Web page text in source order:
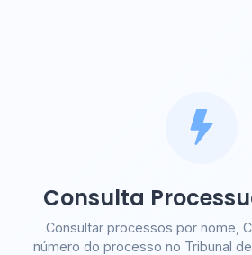
Consulta
Consultar processos por nome,
número do processo no Tribunal